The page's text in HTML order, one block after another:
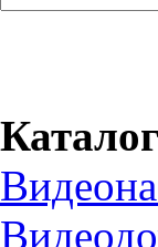
Каталог